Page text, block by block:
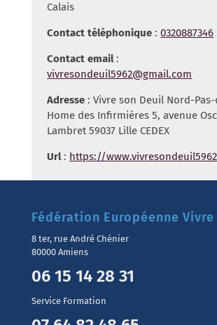
Calais
Contact téléphonique :0320887346
Contact email:
vivresondeuil5962@gmail.com
Adresse : Vivre son Deuil Nord-
Home des Infirmières 5, avenue
Lambret 59037 Lille CEDEX
Url: https://
Fédération Européenne
8 ter, rue André Chénier
80000 Amiens
06 15 14 28 31
Service Formation